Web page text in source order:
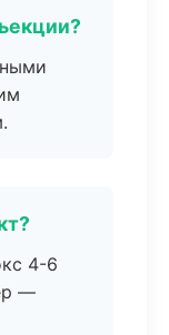
4-6
—